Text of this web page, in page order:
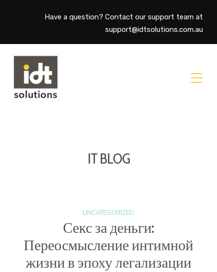
Have a question? Contact our support team at
support@idtsolutions.com.au
IT BLOG
UNCATEGORIZED
Секс за деньги:
Переосмысление интимной
жизни в эпоху легализации